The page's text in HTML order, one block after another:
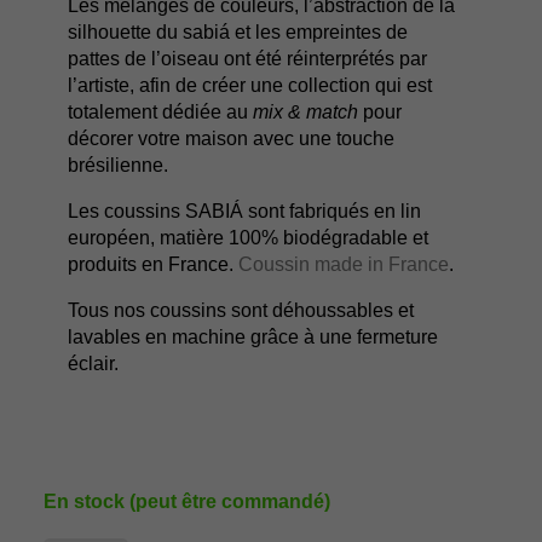
Les mélanges de couleurs, l’abstraction de la
silhouette du sabiá et les empreintes de
pattes de l’oiseau ont été réinterprétés par
l’artiste, afin de créer une collection qui est
totalement dédiée au mix & match pour
décorer votre maison avec une touche
brésilienne.
Les coussins SABIÁ sont fabriqués en lin
européen, matière 100% biodégradable et
produits en France. Coussin made in France.
Tous nos coussins sont déhoussables et
lavables en machine grâce à une fermeture
éclair.
En stock (peut être commandé)